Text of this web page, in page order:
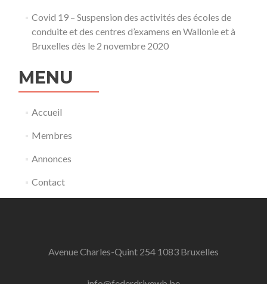
Covid 19 – Suspension des activités des écoles de
conduite et des centres d’examens en Wallonie et à
Bruxelles dès le 2 novembre 2020
MENU
Accueil
Membres
Annonces
Contact
Avenue Charles-Quint 254 1083 Bruxelles